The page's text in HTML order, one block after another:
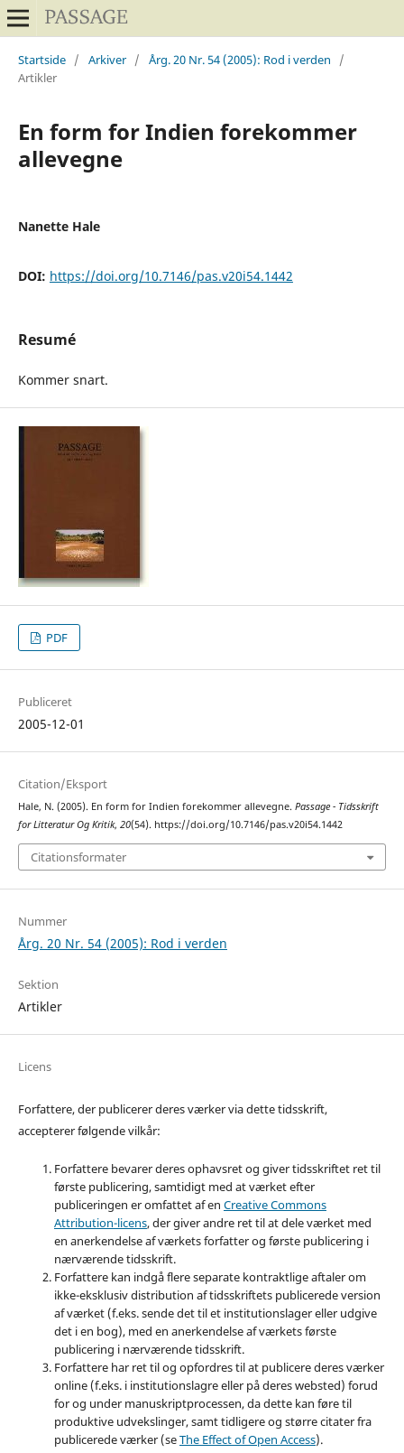
Startside / Arkiver / Årg. 20 Nr. 54 (2005): Rod i verden
/
Artikler
En form for Indien forekommer
allevegne
Nanette Hale
DOI: https://doi.org/10.7146/pas.v20i54.1442
Resumé
Kommer snart.
PDF
Publiceret
2005-12-01
Citation/Eksport
Hale, N. (2005). En form for Indien forekommer allevegne. Passage - Tidsskrift
for Litteratur Og Kritik, 20(54). https://doi.org/10.7146/pas.v20i54.1442
Citationsformater
Nummer
Årg. 20 Nr. 54 (2005): Rod i verden
Sektion
Artikler
Licens
Forfattere, der publicerer deres værker via dette tidsskrift,
accepterer følgende vilkår:
Forfattere bevarer deres ophavsret og giver tidsskriftet ret til
første publicering, samtidigt med at værket efter
publiceringen er omfattet af en Creative Commons
Attribution-licens, der giver andre ret til at dele værket med
en anerkendelse af værkets forfatter og første publicering i
nærværende tidsskrift.
Forfattere kan indgå flere separate kontraktlige aftaler om
ikke-eksklusiv distribution af tidsskriftets publicerede version
af værket (f.eks. sende det til et institutionslager eller udgive
det i en bog), med en anerkendelse af værkets første
publicering i nærværende tidsskrift.
Forfattere har ret til og opfordres til at publicere deres værker
online (f.eks. i institutionslagre eller på deres websted) forud
for og under manuskriptprocessen, da dette kan føre til
produktive udvekslinger, samt tidligere og større citater fra
publicerede værker (seThe Effect of Open Access).